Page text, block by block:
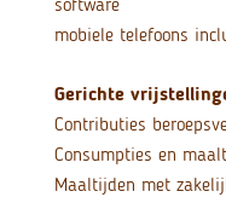
software
mobiele telefoons
Gerichte
Contributies
Consumpties en
Maaltijden met